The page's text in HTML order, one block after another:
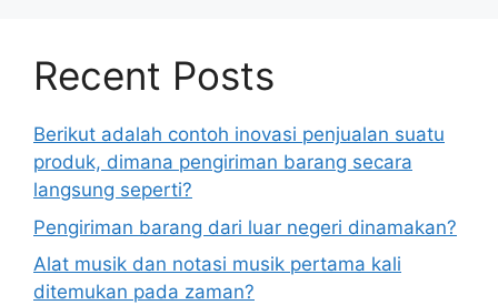
Recent Posts
Berikut adalah contoh inovasi penjualan suatu
produk, dimana pengiriman barang secara
langsung seperti?
Pengiriman barang dari luar negeri dinamakan?
Alat musik dan notasi musik pertama kali
ditemukan pada zaman?